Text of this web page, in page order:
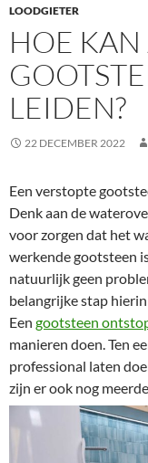
LOODGIETER
HOE KAN
LEIDEN?
22 DECEMBER 2022
Een verstopte
Denk aan de
voor zorgen dat het
werkende gootsteen
natuurlijk geen
belangrijke stap
Een gootsteen
manieren doen. Ten
professional laten
zijn er ook nog